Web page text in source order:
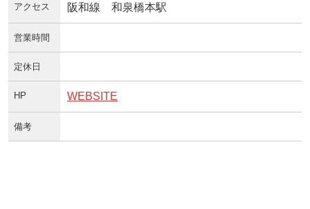
アクセス 阪和線 和泉橋本駅
営業時間
定休日
HP WEBSITE
備考